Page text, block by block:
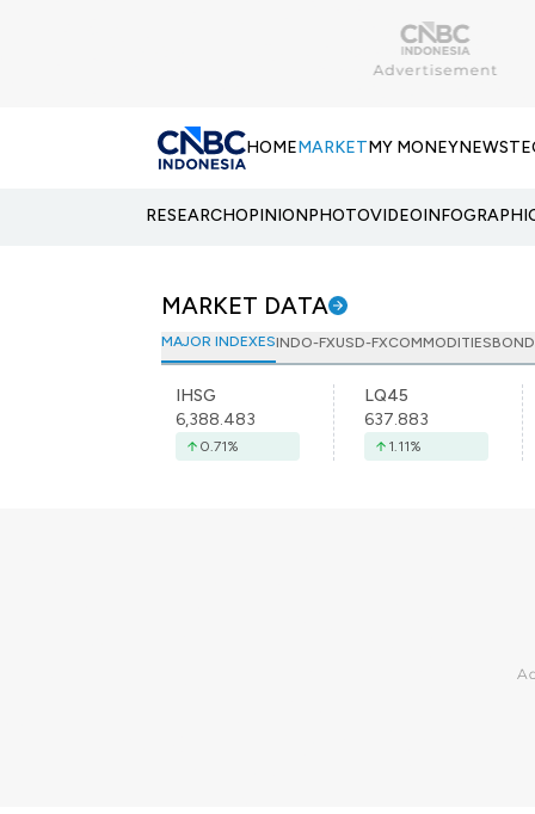
HOMEMARKETMY MONEYNEWS
RESEARCHOPINIONPHOTOVIDEO
MARKET DATA
MAJOR INDEXESINDO-FXUSD-FXCOMMODITIES
IHSG
6,388.483
0.71%
LQ45
637.883
1.11%